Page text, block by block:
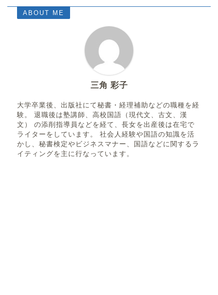
ABOUT ME
三角 彩子
大学卒業後、出版社にて秘書・経理補助などの職種を経
験。 退職後は塾講師、高校国語（現代文、古文、漢
文） の添削指導員などを経て、長女を出産後は在宅で
ライターをしています。 社会人経験や国語の知識を活
かし、秘書検定やビジネスマナー、国語などに関するラ
イティングを主に行なっています。